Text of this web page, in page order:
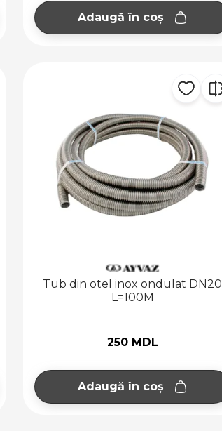
Adaugă în coș
Tub din otel inox ondulat DN20
L=100M
250 MDL
Adaugă în coș